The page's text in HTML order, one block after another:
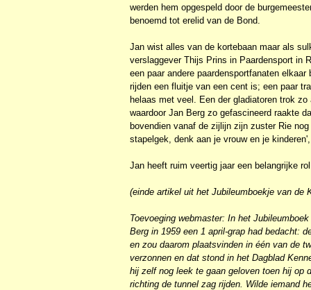
werden hem opgespeld door de
benoemd tot erelid van de Bond.
Jan wist alles van de kortebaan maar als
verslaggever Thijs Prins in Paardensport in
een paar andere paardensportfanaten
rijden een fluitje van een cent is; een paar
helaas met veel. Een der gladiatoren trok
waardoor Jan Berg zo gefascineerd raakte
bovendien vanaf de zijlijn zijn zuster Rie
stapelgek, denk aan je vrouw en je
Jan heeft ruim veertig jaar een belangrijke
(einde artikel uit het Jubileumboekje van de
Toevoeging webmaster: In het
Berg in 1959 een 1 april-grap had bedacht:
en zou daarom plaatsvinden in één van de
verzonnen en dat stond in het Dagblad
hij zelf nog leek te gaan geloven toen hij op
richting de tunnel zag rijden. Wilde iemand